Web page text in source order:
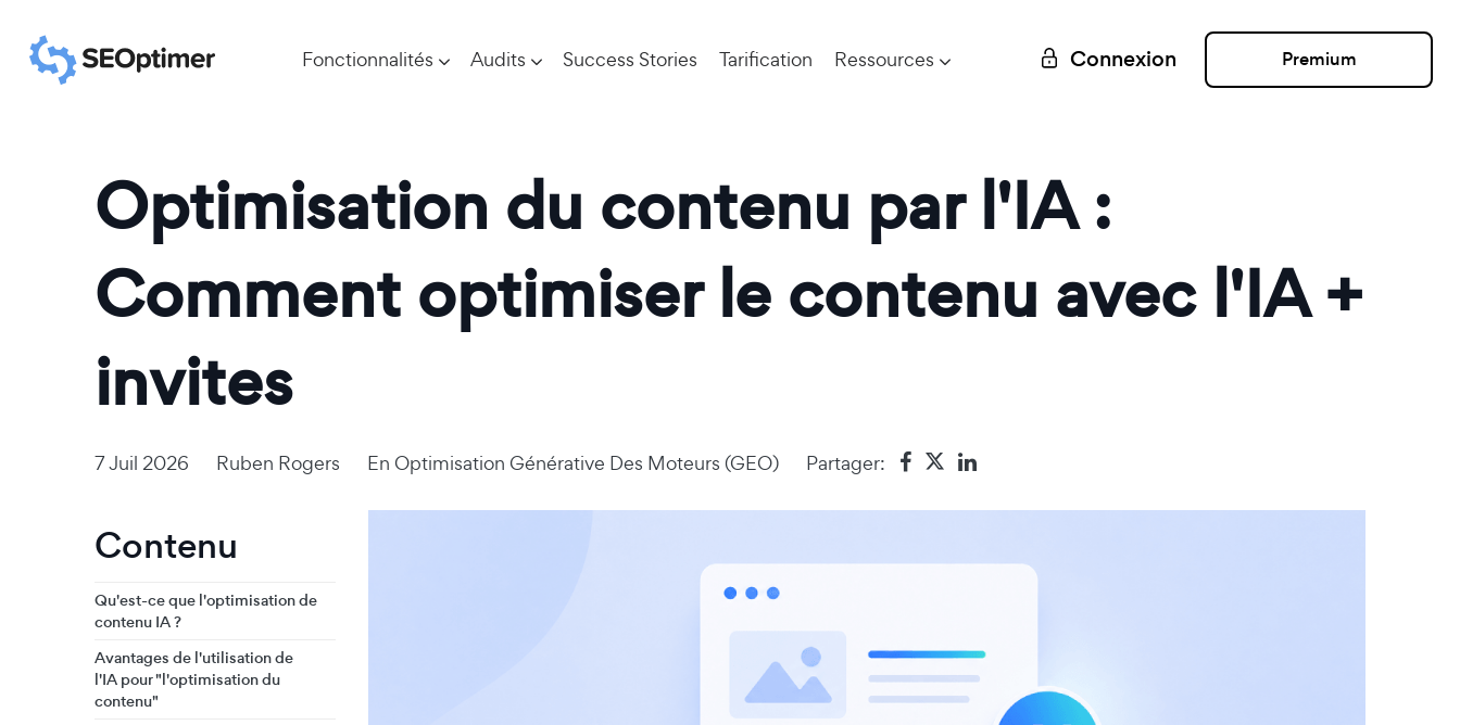
Fonctionnalités Audits Success Stories Tarification Ressources Connexion Premium
Optimisation du contenu par l'IA :
Comment optimiser le contenu avec l'IA +
invites
7 Juil 2026 Ruben Rogers En Optimisation Générative Des Moteurs (GEO) Partager:
Contenu
Qu'est-ce que l'optimisation de
contenu IA ?
Avantages de l'utilisation de
l'IA pour "l'optimisation du
contenu"